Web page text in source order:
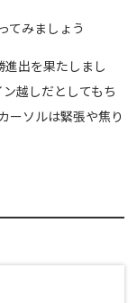
てみましょう
進出を果たしまし
越しだとしてもち
ーソルは緊張や焦り